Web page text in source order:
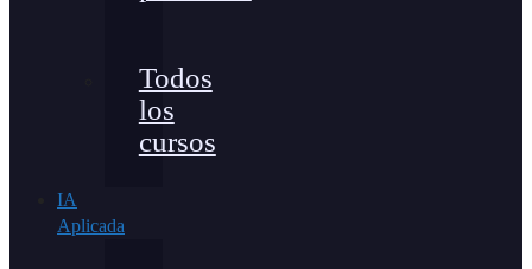
Todos
los
cursos
IA
Aplicada